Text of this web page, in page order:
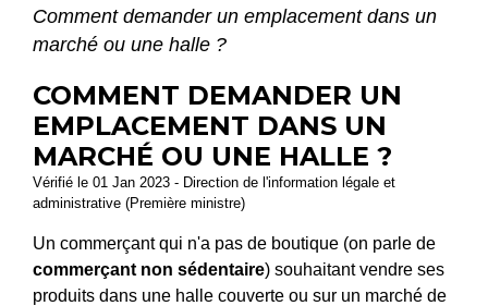
Comment demander un emplacement dans un
marché ou une halle ?
COMMENT DEMANDER UN
EMPLACEMENT DANS UN
MARCHÉ OU UNE HALLE ?
Vérifié le 01 Jan 2023 - Direction de l'information légale et
administrative (Première ministre)
Un commerçant qui n'a pas de boutique (on parle de
commerçant non sédentaire) souhaitant vendre ses
produits dans une halle couverte ou sur un marché de